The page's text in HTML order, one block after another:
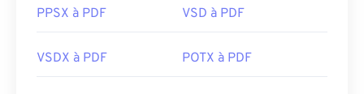
PPSX à PDF VSD à PDF
VSDX à PDF POTX à PDF